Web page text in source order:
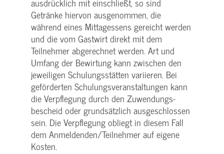
Getränke hiervon ausgenommen, die
während eines Mittagessens gereicht werden
und die vom Gastwirt direkt mit dem
Teilnehmer abgerechnet werden. Art und
Umfang der Bewirtung kann zwischen den
jeweiligen Schulungsstätten variieren. Bei
geförderten Schulungs­veranstaltungen kann
die Verpflegung durch den Zuwendungs­
bescheid oder grundsätzlich ausgeschlossen
sein. Die Verpflegung obliegt in diesem Fall
dem Anmeldenden/­Teilnehmer auf eigene
Kosten.